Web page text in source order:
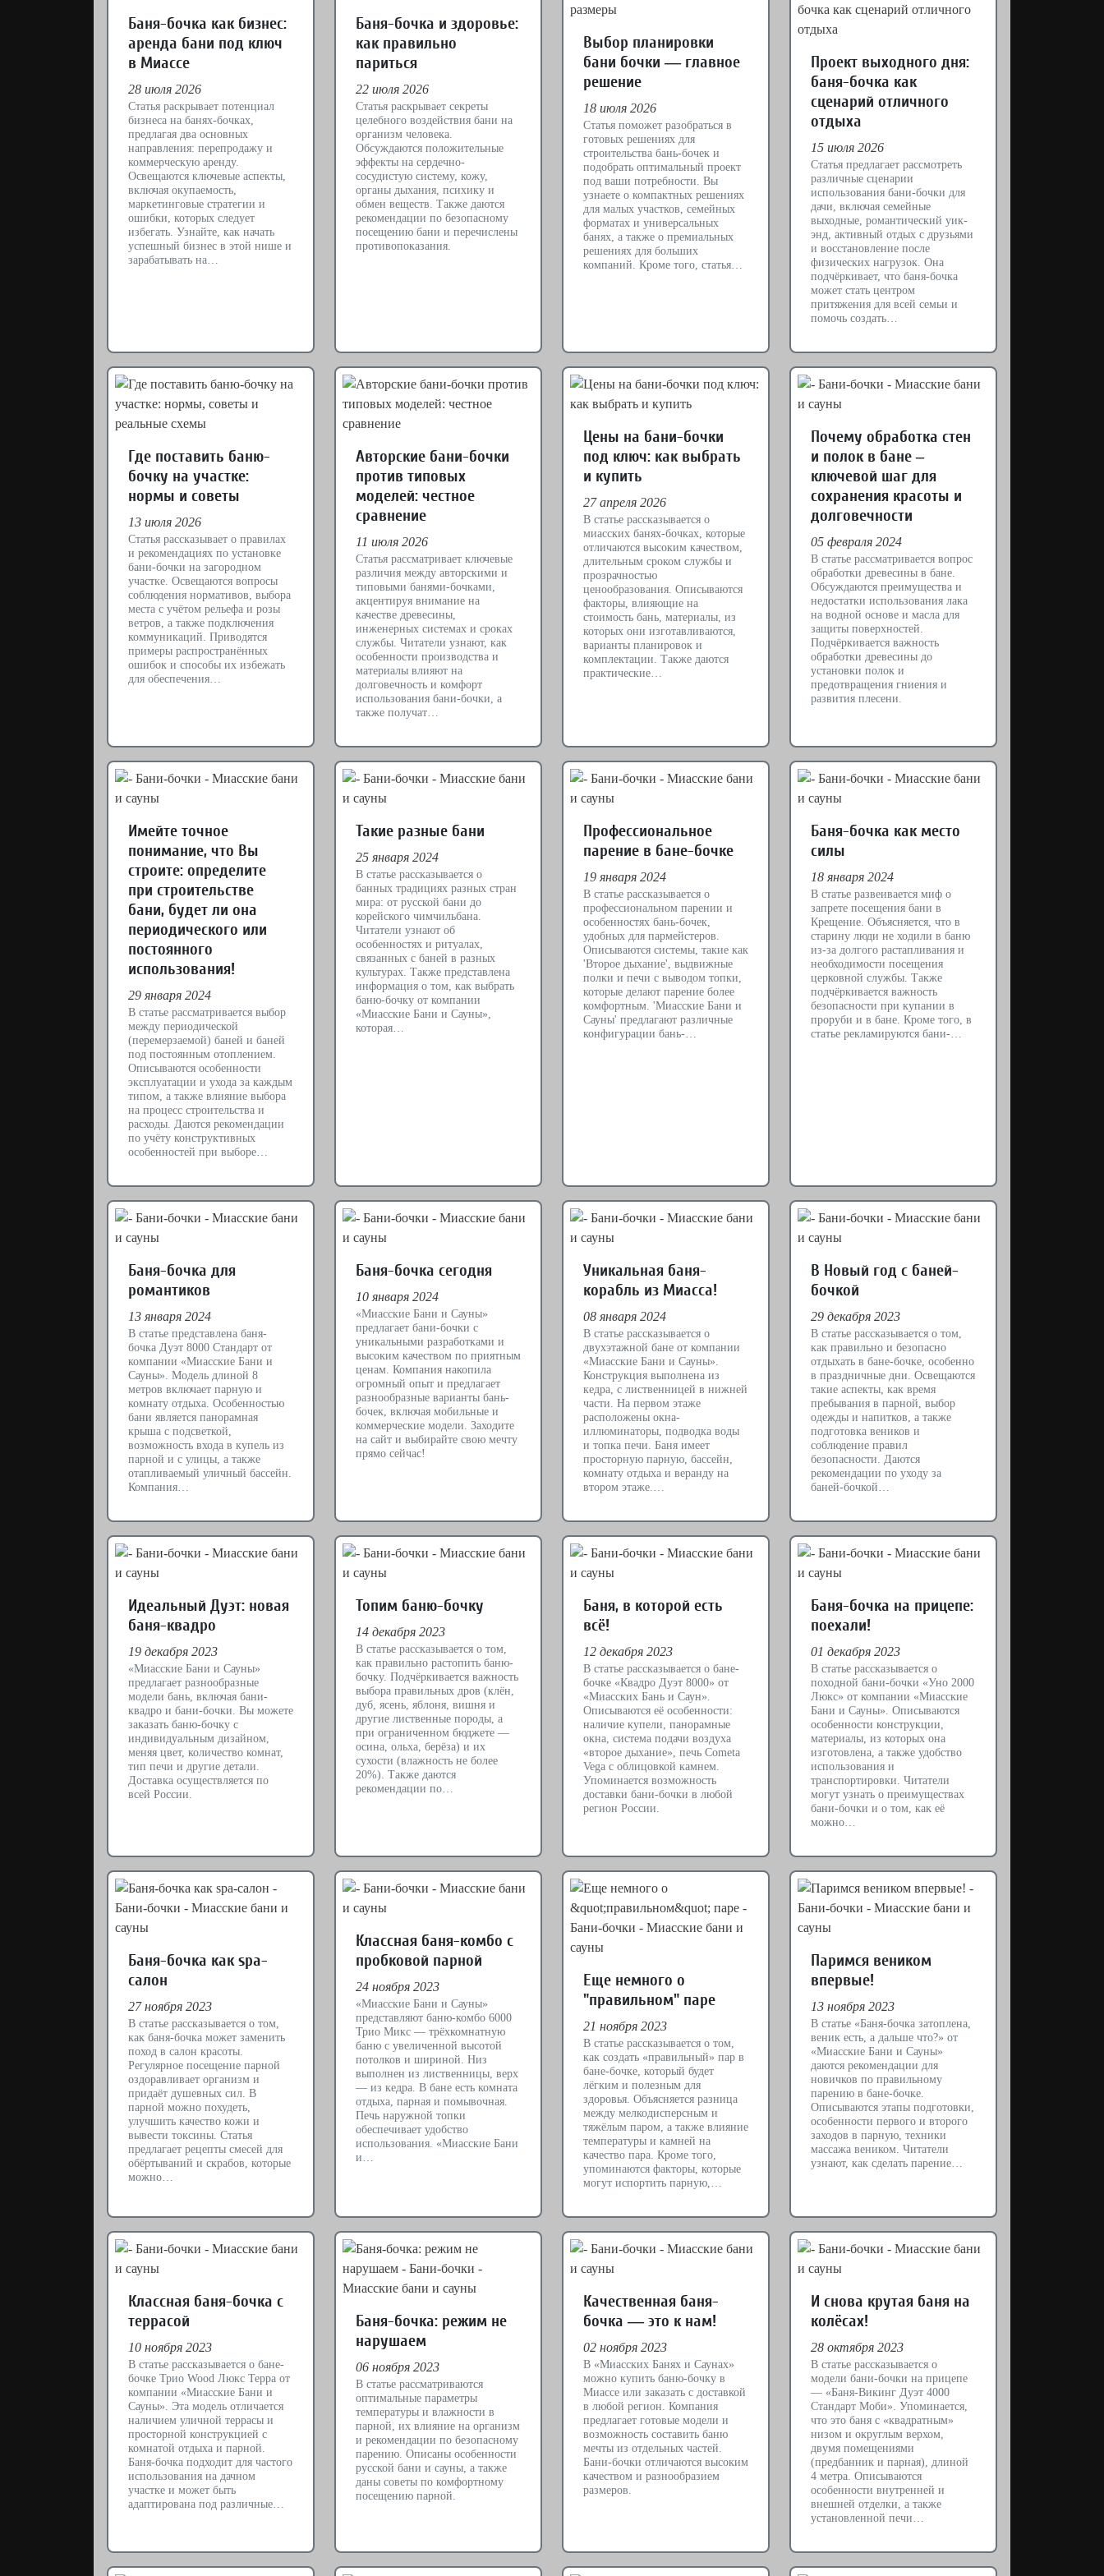
Баня-бочка как бизнес:
аренда бани под ключ
в Миассе
28 июля 2026
Статья раскрывает потенциал
бизнеса на банях-бочках,
предлагая два основных
направления: перепродажу и
коммерческую аренду.
Освещаются ключевые аспекты,
включая окупаемость,
маркетинговые стратегии и
ошибки, которых следует
избегать. Узнайте, как начать
успешный бизнес в этой нише и
зарабатывать на…
Баня-бочка и здоровье:
как правильно
париться
22 июля 2026
Статья раскрывает секреты
целебного воздействия бани на
организм человека.
Обсуждаются положительные
эффекты на сердечно-
сосудистую систему, кожу,
органы дыхания, психику и
обмен веществ. Также даются
рекомендации по безопасному
посещению бани и перечислены
противопоказания.
Выбор планировки
бани бочки — главное
решение
18 июля 2026
Статья поможет разобраться в
готовых решениях для
строительства бань-бочек и
подобрать оптимальный проект
под ваши потребности. Вы
узнаете о компактных решениях
для малых участков, семейных
форматах и универсальных
банях, а также о премиальных
решениях для больших
компаний. Кроме того, статья…
Проект выходного дня:
баня-бочка как
сценарий отличного
отдыха
15 июля 2026
Статья предлагает рассмотреть
различные сценарии
использования бани-бочки для
дачи, включая семейные
выходные, романтический уик-
энд, активный отдых с друзьями
и восстановление после
физических нагрузок. Она
подчёркивает, что баня-бочка
может стать центром
притяжения для всей семьи и
помочь создать…
Где поставить баню-
бочку на участке:
нормы и советы
13 июля 2026
Статья рассказывает о правилах
и рекомендациях по установке
бани-бочки на загородном
участке. Освещаются вопросы
соблюдения нормативов, выбора
места с учётом рельефа и розы
ветров, а также подключения
коммуникаций. Приводятся
примеры распространённых
ошибок и способы их избежать
для обеспечения…
Авторские бани-бочки
против типовых
моделей: честное
сравнение
11 июля 2026
Статья рассматривает ключевые
различия между авторскими и
типовыми банями-бочками,
акцентируя внимание на
качестве древесины,
инженерных системах и сроках
службы. Читатели узнают, как
особенности производства и
материалы влияют на
долговечность и комфорт
использования бани-бочки, а
также получат…
Цены на бани-бочки
под ключ: как выбрать
и купить
27 апреля 2026
В статье рассказывается о
миасских банях-бочках, которые
отличаются высоким качеством,
длительным сроком службы и
прозрачностью
ценообразования. Описываются
факторы, влияющие на
стоимость бань, материалы, из
которых они изготавливаются,
варианты планировок и
комплектации. Также даются
практические…
Почему обработка стен
и полок в бане –
ключевой шаг для
сохранения красоты и
долговечности
05 февраля 2024
В статье рассматривается вопрос
обработки древесины в бане.
Обсуждаются преимущества и
недостатки использования лака
на водной основе и масла для
защиты поверхностей.
Подчёркивается важность
обработки древесины до
установки полок и
предотвращения гниения и
развития плесени.
Имейте точное
понимание, что Вы
строите: определите
при строительстве
бани, будет ли она
периодического или
постоянного
использования!
29 января 2024
В статье рассматривается выбор
между периодической
(перемерзаемой) баней и баней
под постоянным отоплением.
Описываются особенности
эксплуатации и ухода за каждым
типом, а также влияние выбора
на процесс строительства и
расходы. Даются рекомендации
по учёту конструктивных
особенностей при выборе…
Такие разные бани
25 января 2024
В статье рассказывается о
банных традициях разных стран
мира: от русской бани до
корейского чимчильбана.
Читатели узнают об
особенностях и ритуалах,
связанных с баней в разных
культурах. Также представлена
информация о том, как выбрать
баню-бочку от компании
«Миасские Бани и Сауны»,
которая…
Профессиональное
парение в бане-бочке
19 января 2024
В статье рассказывается о
профессиональном парении и
особенностях бань-бочек,
удобных для пармейстеров.
Описываются системы, такие как
'Второе дыхание', выдвижные
полки и печи с выводом топки,
которые делают парение более
комфортным. 'Миасские Бани и
Сауны' предлагают различные
конфигурации бань-…
Баня-бочка как место
силы
18 января 2024
В статье развеивается миф о
запрете посещения бани в
Крещение. Объясняется, что в
старину люди не ходили в баню
из-за долгого растапливания и
необходимости посещения
церковной службы. Также
подчёркивается важность
безопасности при купании в
проруби и в бане. Кроме того, в
статье рекламируются бани-…
Баня-бочка для
романтиков
13 января 2024
В статье представлена баня-
бочка Дуэт 8000 Стандарт от
компании «Миасские Бани и
Сауны». Модель длиной 8
метров включает парную и
комнату отдыха. Особенностью
бани является панорамная
крыша с подсветкой,
возможность входа в купель из
парной и с улицы, а также
отапливаемый уличный бассейн.
Компания…
Баня-бочка сегодня
10 января 2024
«Миасские Бани и Сауны»
предлагает бани-бочки с
уникальными разработками и
высоким качеством по приятным
ценам. Компания накопила
огромный опыт и предлагает
разнообразные варианты бань-
бочек, включая мобильные и
коммерческие модели. Заходите
на сайт и выбирайте свою мечту
прямо сейчас!
Уникальная баня-
корабль из Миасса!
08 января 2024
В статье рассказывается о
двухэтажной бане от компании
«Миасские Бани и Сауны».
Конструкция выполнена из
кедра, с лиственницей в нижней
части. На первом этаже
расположены окна-
иллюминаторы, подводка воды
и топка печи. Баня имеет
просторную парную, бассейн,
комнату отдыха и веранду на
втором этаже.…
В Новый год с баней-
бочкой
29 декабря 2023
В статье рассказывается о том,
как правильно и безопасно
отдыхать в бане-бочке, особенно
в праздничные дни. Освещаются
такие аспекты, как время
пребывания в парной, выбор
одежды и напитков, а также
подготовка веников и
соблюдение правил
безопасности. Даются
рекомендации по уходу за
баней-бочкой…
Идеальный Дуэт: новая
баня-квадро
19 декабря 2023
«Миасские Бани и Сауны»
предлагает разнообразные
модели бань, включая бани-
квадро и бани-бочки. Вы можете
заказать баню-бочку с
индивидуальным дизайном,
меняя цвет, количество комнат,
тип печи и другие детали.
Доставка осуществляется по
всей России.
Топим баню-бочку
14 декабря 2023
В статье рассказывается о том,
как правильно растопить баню-
бочку. Подчёркивается важность
выбора правильных дров (клён,
дуб, ясень, яблоня, вишня и
другие лиственные породы, а
при ограниченном бюджете —
осина, ольха, берёза) и их
сухости (влажность не более
20%). Также даются
рекомендации по…
Баня, в которой есть
всё!
12 декабря 2023
В статье рассказывается о бане-
бочке «Квадро Дуэт 8000» от
«Миасских Бань и Саун».
Описываются её особенности:
наличие купели, панорамные
окна, система подачи воздуха
«второе дыхание», печь Cometa
Vega с облицовкой камнем.
Упоминается возможность
доставки бани-бочки в любой
регион России.
Баня-бочка на прицепе:
поехали!
01 декабря 2023
В статье рассказывается о
походной бани-бочки «Уно 2000
Люкс» от компании «Миасские
Бани и Сауны». Описываются
особенности конструкции,
материалы, из которых она
изготовлена, а также удобство
использования и
транспортировки. Читатели
могут узнать о преимуществах
бани-бочки и о том, как её
можно…
Баня-бочка как spa-
салон
27 ноября 2023
В статье рассказывается о том,
как баня-бочка может заменить
поход в салон красоты.
Регулярное посещение парной
оздоравливает организм и
придаёт душевных сил. В
парной можно похудеть,
улучшить качество кожи и
вывести токсины. Статья
предлагает рецепты смесей для
обёртываний и скрабов, которые
можно…
Классная баня-комбо с
пробковой парной
24 ноября 2023
«Миасские Бани и Сауны»
представляют баню-комбо 6000
Трио Микс — трёхкомнатную
баню с увеличенной высотой
потолков и шириной. Низ
выполнен из лиственницы, верх
— из кедра. В бане есть комната
отдыха, парная и помывочная.
Печь наружной топки
обеспечивает удобство
использования. «Миасские Бани
и…
Еще немного о
"правильном" паре
21 ноября 2023
В статье рассказывается о том,
как создать «правильный» пар в
бане-бочке, который будет
лёгким и полезным для
здоровья. Объясняется разница
между мелкодисперсным и
тяжёлым паром, а также влияние
температуры и камней на
качество пара. Кроме того,
упоминаются факторы, которые
могут испортить парную,…
Паримся веником
впервые!
13 ноября 2023
В статье «Баня-бочка затоплена,
веник есть, а дальше что?» от
«Миасские Бани и Сауны»
даются рекомендации для
новичков по правильному
парению в бане-бочке.
Описываются этапы подготовки,
особенности первого и второго
заходов в парную, техники
массажа веником. Читатели
узнают, как сделать парение…
Классная баня-бочка с
террасой
10 ноября 2023
В статье рассказывается о бане-
бочке Трио Wood Люкс Терра от
компании «Миасские Бани и
Сауны». Эта модель отличается
наличием уличной террасы и
просторной конструкцией с
комнатой отдыха и парной.
Баня-бочка подходит для частого
использования на дачном
участке и может быть
адаптирована под различные…
Баня-бочка: режим не
нарушаем
06 ноября 2023
В статье рассматриваются
оптимальные параметры
температуры и влажности в
парной, их влияние на организм
и рекомендации по безопасному
парению. Описаны особенности
русской бани и сауны, а также
даны советы по комфортному
посещению парной.
Качественная баня-
бочка — это к нам!
02 ноября 2023
В «Миасских Банях и Саунах»
можно купить баню-бочку в
Миассе или заказать с доставкой
в любой регион. Компания
предлагает готовые модели и
возможность составить баню
мечты из отдельных частей.
Бани-бочки отличаются высоким
качеством и разнообразием
размеров.
И снова крутая баня на
колёсах!
28 октября 2023
В статье рассказывается о
модели бани-бочки на прицепе
— «Баня-Викинг Дуэт 4000
Стандарт Моби». Упоминается,
что это баня с «квадратным»
низом и округлым верхом,
двумя помещениями
(предбанник и парная), длиной
4 метра. Описываются
особенности внутренней и
внешней отделки, а также
установленной печи…